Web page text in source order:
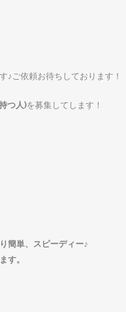
♪ご依頼お待ちしております！
つ人)を募集してします！
簡単、スピーディー♪
す。